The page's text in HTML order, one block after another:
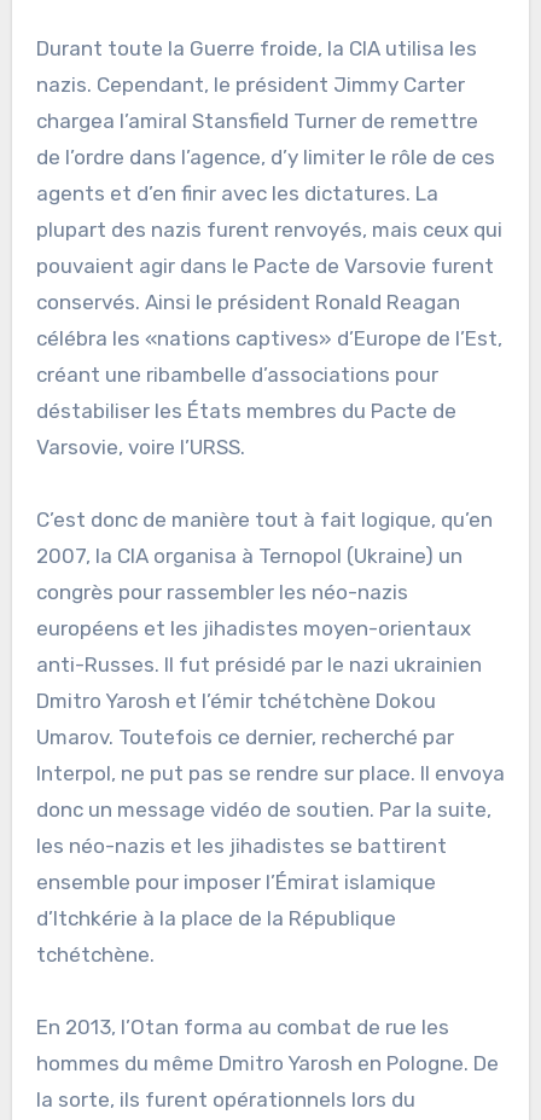
Durant toute la Guerre froide, la CIA utilisa les
nazis. Cependant, le président Jimmy Carter
chargea l’amiral Stansfield Turner de remettre
de l’ordre dans l’agence, d’y limiter le rôle de ces
agents et d’en finir avec les dictatures. La
plupart des nazis furent renvoyés, mais ceux qui
pouvaient agir dans le Pacte de Varsovie furent
conservés. Ainsi le président Ronald Reagan
célébra les «nations captives» d’Europe de l’Est,
créant une ribambelle d’associations pour
déstabiliser les États membres du Pacte de
Varsovie, voire l’URSS.
C’est donc de manière tout à fait logique, qu’en
2007, la CIA organisa à Ternopol (Ukraine) un
congrès pour rassembler les néo-nazis
européens et les jihadistes moyen-orientaux
anti-Russes. Il fut présidé par le nazi ukrainien
Dmitro Yarosh et l’émir tchétchène Dokou
Umarov. Toutefois ce dernier, recherché par
Interpol, ne put pas se rendre sur place. Il envoya
donc un message vidéo de soutien. Par la suite,
les néo-nazis et les jihadistes se battirent
ensemble pour imposer l’Émirat islamique
d’Itchkérie à la place de la République
tchétchène.
En 2013, l’Otan forma au combat de rue les
hommes du même Dmitro Yarosh en Pologne. De
la sorte, ils furent opérationnels lors du